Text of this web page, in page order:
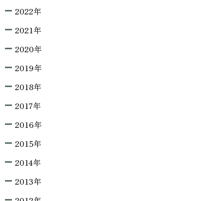
2022年
2021年
2020年
2019年
2018年
2017年
2016年
2015年
2014年
2013年